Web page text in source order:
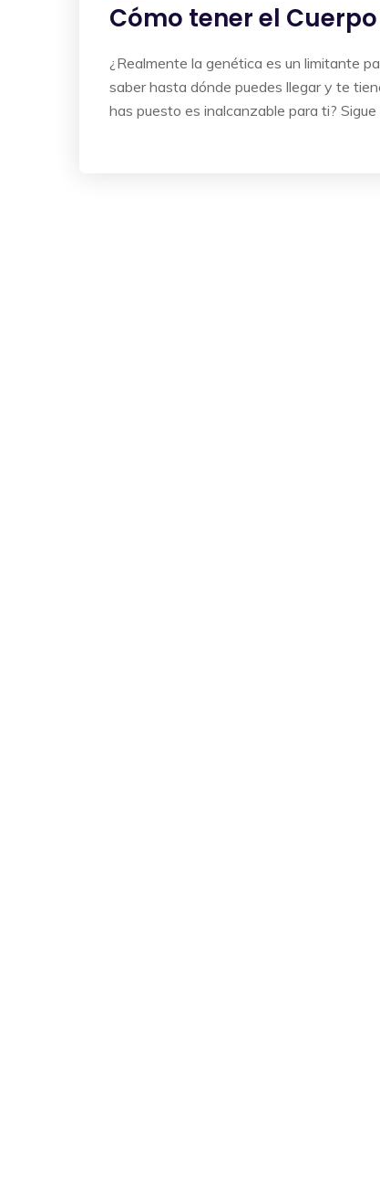
Cómo tener el
¿Realmente la genética es un limitante
saber hasta dónde puedes llegar y te
has puesto es inalcanzable para ti? Sigue